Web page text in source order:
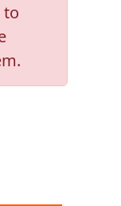
to